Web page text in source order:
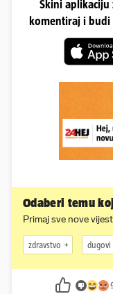
Skini aplikaciju
komentiraj i
Odaberi temu
Primaj sve nove
zdravstvo dugovi